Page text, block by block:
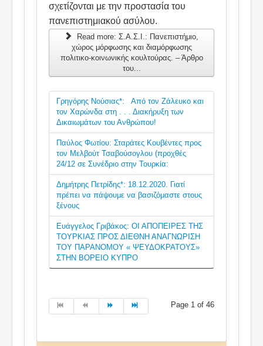
σχετίζονται με την προστασία του
πανεπιστημιακού ασύλου.
Read more: Σ.Α.Σ.Ι.: Πανεπιστήμιο,
χώρος μόρφωσης και διαμόρφωσης
πολιτικο-κοινωνικής κουλτούρας. – Άρθρο
του...
Γρηγόρης Νούσιας*: Από τον Ζάλευκο και
τον Χαρώνδα στη . . . Διακήρυξη των
Δικαιωμάτων του Ανθρώπου!
Παύλος Φωτίου: Σταράτες Κουβέντες προς
τον Μελβούτ Τσαβούσογλου (προχθές
24/12 σε Συνέδριο στην Τουρκία:
Δημήτρης Πετρίδης*: 18.12.2020. Γιατί
πρέπει να πάψουμε να βασιζόμαστε στους
ξένους
Ευάγγελος Γριβάκος: ΟΙ ΑΠΟΠΕΙΡΕΣ ΤΗΣ
ΤΟΥΡΚΙΑΣ ΠΡΟΣ ΔΙΕΘΝΗ ΑΝΑΓΝΩΡΙΣΗ
ΤΟΥ ΠΑΡΑΝΟΜΟΥ « ΨΕΥΔΟΚΡΑΤΟΥΣ»
ΣΤΗΝ ΒΟΡΕΙΟ ΚΥΠΡΟ
Page 1 of 46